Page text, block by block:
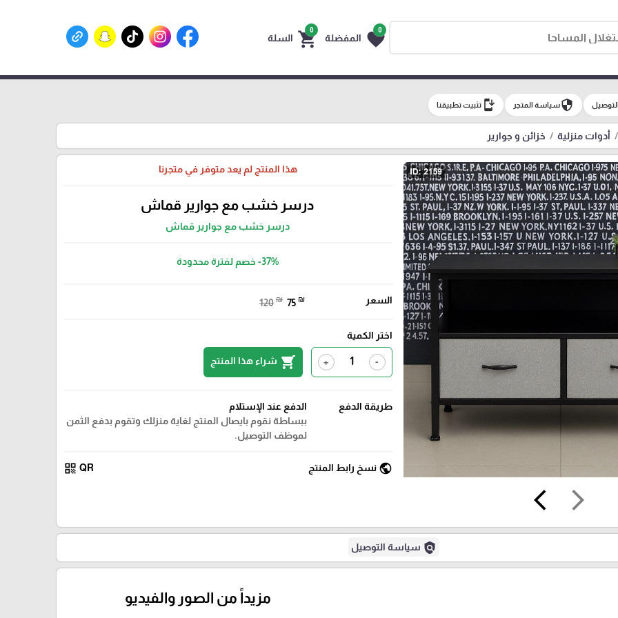
0
favorite المفضلة
0
shopping_cart السلة
securityسياسة المتجر install_mobileتثبيت تطبيقنا
أدوات منزلية خزائن و جوارير
arrow_forward_ios
arrow_back_ios
هذا المنتج لم يعد متوفر في متجرنا
درسر خشب مع جوارير قماش
درسر خشب مع جوارير قماش
-37%خصم لفترة محدودة
السعر 120 ₪ 75 ₪
اختر الكمية
-
+
shopping_cart شراء هذا المنتج
طريقة الدفع
الدفع عند الإستلام
ببساطة نقوم بايصال المنتج لغاية منزلك وتقوم بدفع الثمن
لموظف التوصيل.
public نسخ رابط المنتج QR
qr_code
policy سياسة التوصيل
مزيداً من الصور والفيديو